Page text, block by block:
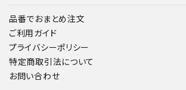
品番でおまとめ注文
ご利用ガイド
プライバシーポリシー
特定商取引法について
お問い合わせ